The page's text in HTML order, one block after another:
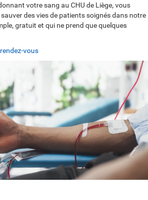
votre sang au CHU de Liège, vous
des vies de patients soignés dans notre
gratuit et qui ne prend que quelques
vous